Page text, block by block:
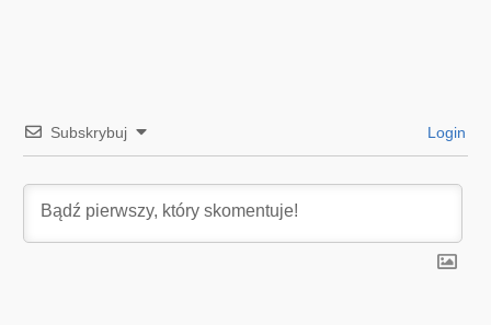
Subskrybuj Login